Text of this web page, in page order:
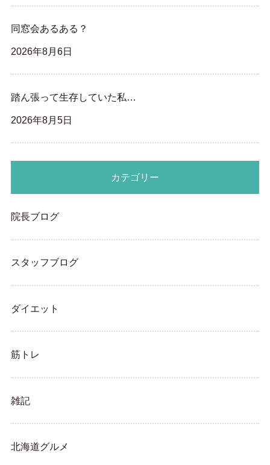
同窓会あるある？
2026年8月6日
踏ん張って生存していた私…
2026年8月5日
カテゴリー
院長ブログ
スタッフブログ
ダイエット
筋トレ
雑記
北海道グルメ